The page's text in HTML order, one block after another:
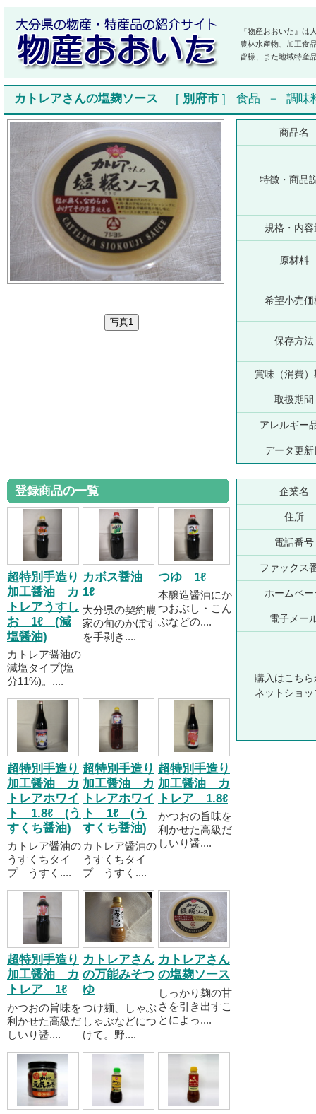
『物産おおいた』は
農林水産物、加工食
皆様、また地域特産
カトレアさんの塩麹ソース [ 別府市 ] 食品 － 調味
商品名
特徴・商品
規格・内容
原材料
希望小売価
保存方法
賞味（消費）
取扱期間
アレルギー
データ更新
登録商品の一覧
超特別手造り
加工醤油 カ
トレアうすし
お 1ℓ (減
塩醤油)
カトレア醤油の
減塩タイプ(塩
分11%)。....
カボス醤油
1ℓ
大分県の契約農
家の旬のかぼす
を手剥き....
つゆ 1ℓ
本醸造醤油にか
つおぶし・こん
ぶなどの....
超特別手造り
加工醤油 カ
トレアホワイ
ト 1.8ℓ (う
すくち醤油)
カトレア醤油の
うすくちタイ
プ うすく....
超特別手造り
加工醤油 カ
トレアホワイ
ト 1ℓ (う
すくち醤油)
カトレア醤油の
うすくちタイ
プ うすく....
超特別手造り
加工醤油 カ
トレア 1.8ℓ
かつおの旨味を
利かせた高級だ
しいり醤....
超特別手造り
加工醤油 カ
トレア 1ℓ
かつおの旨味を
利かせた高級だ
しいり醤....
カトレアさん
の万能みそつ
ゆ
つけ麺、しゃぶ
しゃぶなどにつ
けて。野....
カトレアさん
の塩麹ソース
しっかり麹の甘
さを引き出すこ
とによっ....
企業名
住所
電話番号
ファックス
ホームペー
電子メー
購入はこちら
ネットショ